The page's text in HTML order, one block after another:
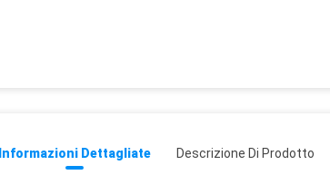
Informazioni Dettagliate Descrizione Di Prodotto